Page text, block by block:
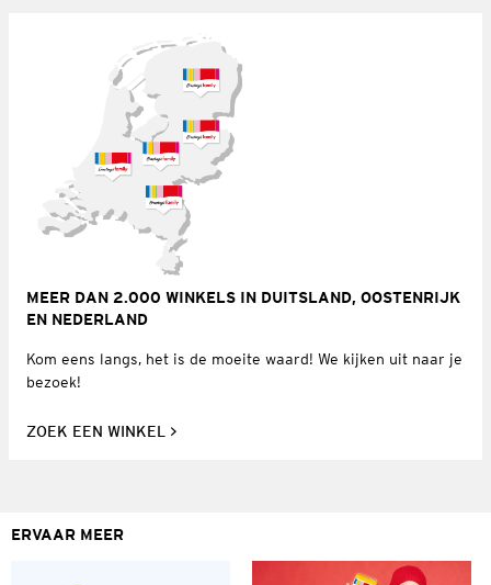
MEER DAN 2.000 WINKELS IN DUITSLAND, OOSTENRIJK
EN NEDERLAND
Kom eens langs, het is de moeite waard! We kijken uit naar je
bezoek!
ZOEK EEN WINKEL
ERVAAR MEER